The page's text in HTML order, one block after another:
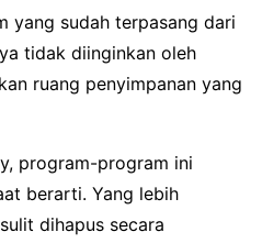
yang sudah terpasang dari
tidak diinginkan oleh
ruang penyimpanan yang
program-program ini
berarti. Yang lebih
dihapus secara